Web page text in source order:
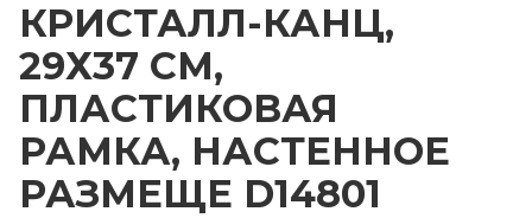
КРИСТАЛЛ-КАНЦ,
29Х37 СМ,
ПЛАСТИКОВАЯ
РАМКА, НАСТЕННОЕ
РАЗМЕЩЕ D14801